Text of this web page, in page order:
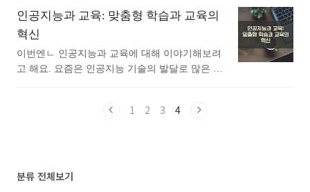
법"로 검색했을때 1번째로 나오는 어플입니다. 아
래는 VoCat - 나만의 단어장 어플에 대한 자세한
설명이니 참고하세요. 단어 개수에 제한 없이 나
만의 단어장을 만들고, 데이터가 없어도 앱을 사
추천드립니다. 아래는 구글플레이스토어에서 카
시오 공학용 계산기어플로 검색했을때 가장 인기
있는 어플입니다. 가장 인기있는 카시오 공학용
계산기 어플에 대해 궁금하시다면 따라오세요. 1.
공학용 계산기와 고급 991 계산기 어플 소개 1) 공
인공지능과 교육: 맞춤형 학습과 교육의
혁신
이번엔ㄴ 인공지능과 교육에 대해 이야기해보려
고 해요. 요즘은 인공지능 기술의 발달로 많은 분
식과는 달리 맞춤형 학습이 가능해져서 더욱 효율
새로운 시대의 서막 인공지능(AI)은 현대 사회에
1 2 3 4
분류 전체보기